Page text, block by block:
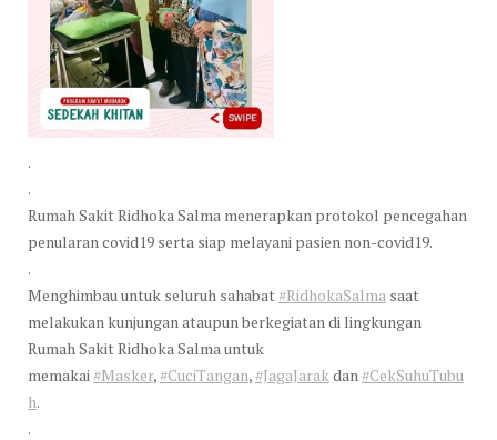
.
.
Rumah Sakit Ridhoka Salma menerapkan protokol pencegahan
penularan covid19 serta siap melayani pasien non-covid19.
.
Menghimbau untuk seluruh sahabat #RidhokaSalma saat
melakukan kunjungan ataupun berkegiatan di lingkungan
Rumah Sakit Ridhoka Salma untuk
memakai #Masker, #CuciTangan, #JagaJarak dan #CekSuhuTubu
h.
.